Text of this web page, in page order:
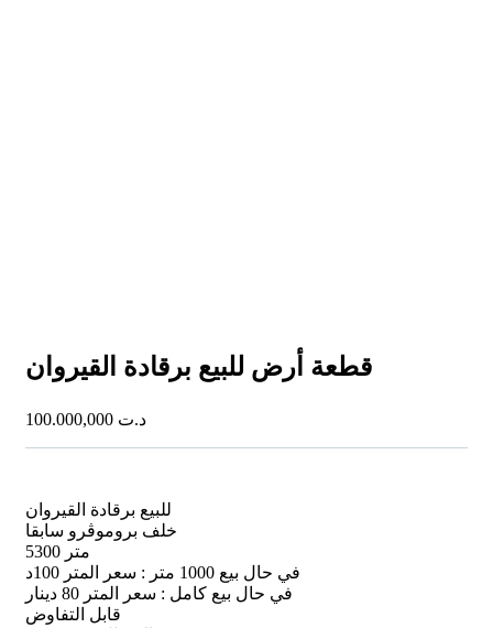
قطعة أرض للبيع برقادة القيروان
د.ت
للبيع برقادة القيروان
خلف بروموڤرو سابقا
5300 متر
في حال بيع 1000 متر : سعر المتر 100د
في حال بيع كامل : سعر المتر 80 دينار
قابل التفاوض